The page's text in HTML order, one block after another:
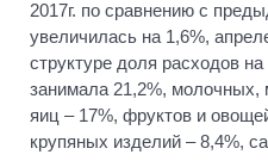
2017г. по сравнению с
увеличилась на 1,6%,
структуре доля расходов
занимала 21,2%,
яиц – 17%, фруктов и
крупяных изделий – 8,4%,